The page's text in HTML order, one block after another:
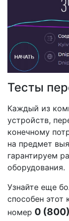
Тесты
Каждый из
устройств,
конечному
на предмет
гарантируем
оборудования.
Узнайте еще
способен этот
номер 0